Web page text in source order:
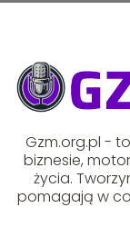
Gzm.org.pl -
biznesie,
życia.
pomagają w